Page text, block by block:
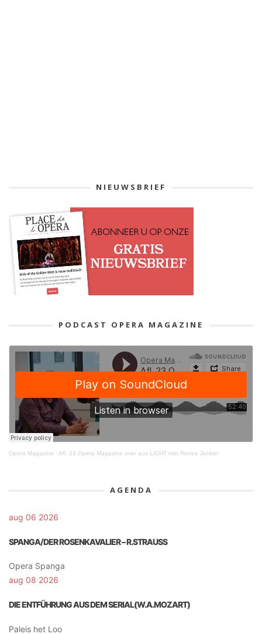
NIEUWSBRIEF
PODCAST OPERA MAGAZINE
Opera Magazine · Afl. 23 Opera Magazine over aus LICHT met Renee Jonker
AGENDA
aug 06 2026
SPANGA/DER ROSENKAVALIER – R.STRAUSS
Opera Spanga
aug 08 2026
DIE ENTFÜHRUNG AUS DEM SERIAL(W.A.MOZART)
Paleis het Loo